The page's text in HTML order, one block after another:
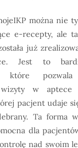
można nie
e-recepty, ale
już
Jest to
które
wizyty w
pacjent udaje
Ta forma
dla
nad swoim